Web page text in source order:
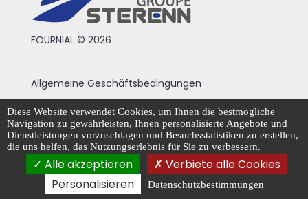
FOURNIAL © 2026
Allgemeine Geschäftsbedingungen
Rechtliche Hinweise
Datenschutzrichtlinie
Cookie-Management
Diese Website verwendet Cookies, um Ihnen die bestmögliche
Navigation zu gewährleisten, Ihnen personalisierte Angebote und
Dienstleistungen vorzuschlagen und Besuchsstatistiken zu erstellen,
die uns helfen, das Nutzungserlebnis für Sie zu verbessern.
Alle akzeptieren
Verbiete alle Cookies
Personalisieren
Datenschutzbestimmungen